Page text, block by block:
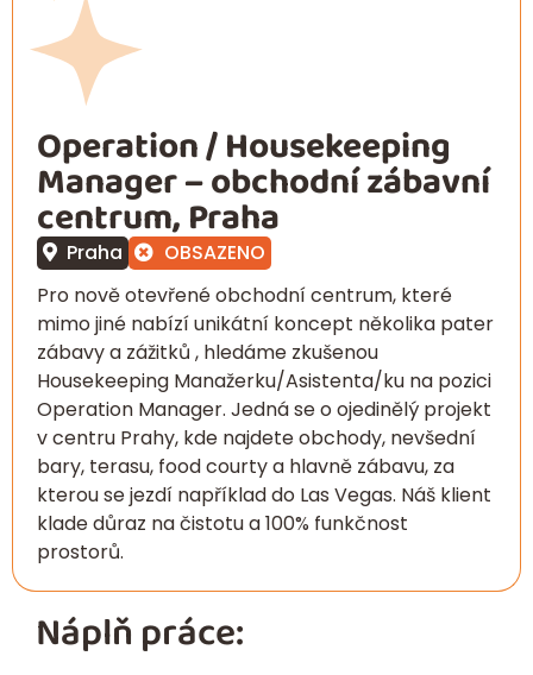
Operation / Housekeeping
Manager – obchodní zábavní
centrum, Praha
Praha
OBSAZENO
Pro nově otevřené obchodní centrum, které
mimo jiné nabízí unikátní koncept několika pater
zábavy a zážitků , hledáme zkušenou
Housekeeping Manažerku/Asistenta/ku na pozici
Operation Manager. Jedná se o ojedinělý projekt
v centru Prahy, kde najdete obchody, nevšední
bary, terasu, food courty a hlavně zábavu, za
kterou se jezdí například do Las Vegas. Náš klient
klade důraz na čistotu a 100% funkčnost
prostorů.
Náplň práce: